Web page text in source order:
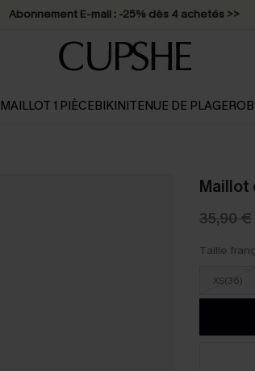
Abonnement E-mail : -25% dès 4 achetés >>
MAILLOT 1 PIÈCEBIKINITENUE DE PLAGE
Maillot
35,90 €
Taille
XS(36)